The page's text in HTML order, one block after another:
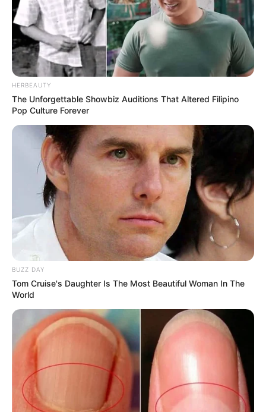
HERBEAUTY
The Unforgettable Showbiz Auditions That Altered Filipino
Pop Culture Forever
BUZZ DAY
Tom Cruise's Daughter Is The Most Beautiful Woman In The
World